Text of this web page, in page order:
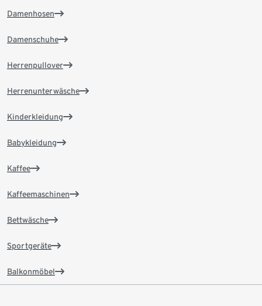
Damenhosen
Damenschuhe
Herrenpullover
Herrenunterwäsche
Kinderkleidung
Babykleidung
Kaffee
Kaffeemaschinen
Bettwäsche
Sportgeräte
Balkonmöbel